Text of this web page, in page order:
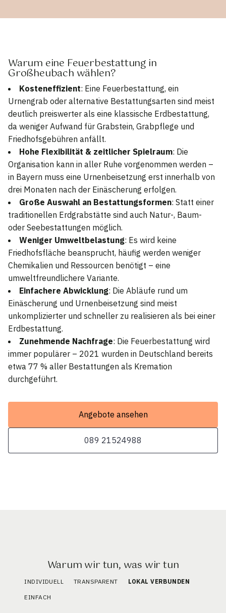
Warum eine Feuerbestattung in
Großheubach wählen?
Kosteneffizient: Eine Feuerbestattung, ein
Urnengrab oder alternative Bestattungsarten sind meist
deutlich preiswerter als eine klassische Erdbestattung,
da weniger Aufwand für Grabstein, Grabpflege und
Friedhofsgebühren anfällt.
Hohe Flexibilität & zeitlicher Spielraum: Die
Organisation kann in aller Ruhe vorgenommen werden –
in Bayern muss eine Urnenbeisetzung erst innerhalb von
drei Monaten nach der Einäscherung erfolgen.
Große Auswahl an Bestattungsformen: Statt einer
traditionellen Erdgrabstätte sind auch Natur-, Baum-
oder Seebestattungen möglich.
Weniger Umweltbelastung: Es wird keine
Friedhofsfläche beansprucht, häufig werden weniger
Chemikalien und Ressourcen benötigt – eine
umweltfreundlichere Variante.
Einfachere Abwicklung: Die Abläufe rund um
Einäscherung und Urnenbeisetzung sind meist
unkomplizierter und schneller zu realisieren als bei einer
Erdbestattung.
Zunehmende Nachfrage: Die Feuerbestattung wird
immer populärer – 2021 wurden in Deutschland bereits
etwa 77 % aller Bestattungen als Kremation
durchgeführt.
Angebote ansehen
089 21524988
Warum wir tun, was wir tun
INDIVIDUELL TRANSPARENT LOKAL VERBUNDEN
EINFACH